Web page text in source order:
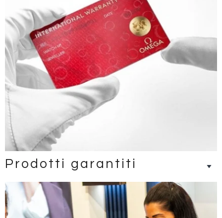
Prodotti garantiti